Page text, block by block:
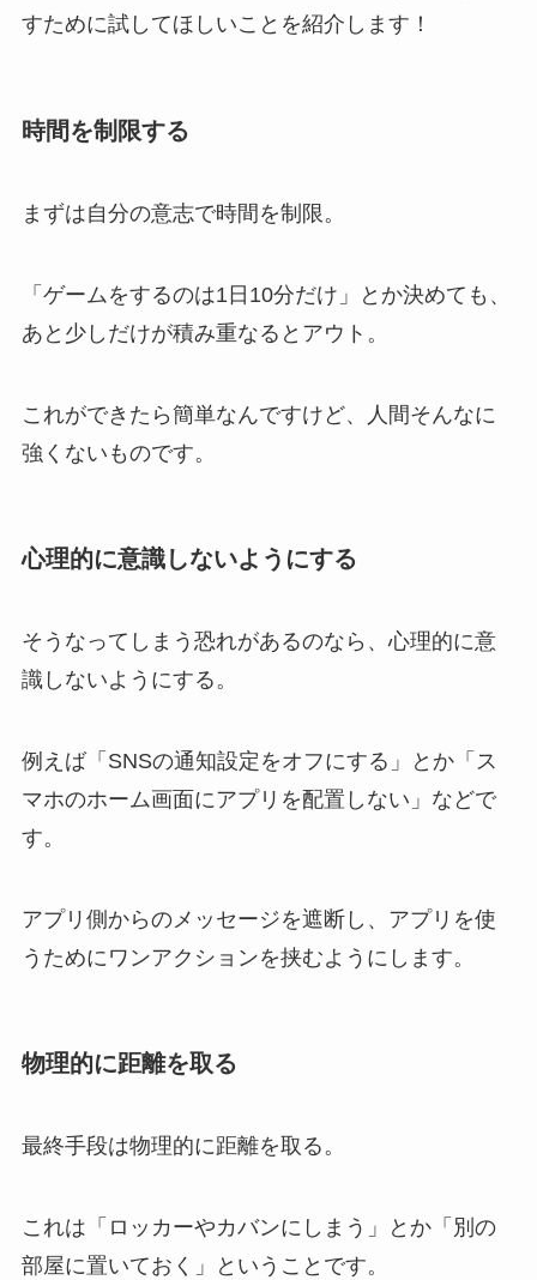
すために試してほしいことを紹介します！
時間を制限する
まずは自分の意志で時間を制限。
「ゲームをするのは1日10分だけ」とか決めても、
あと少しだけが積み重なるとアウト。
これができたら簡単なんですけど、人間そんなに
強くないものです。
心理的に意識しないようにする
そうなってしまう恐れがあるのなら、心理的に意
識しないようにする。
例えば「SNSの通知設定をオフにする」とか「ス
マホのホーム画面にアプリを配置しない」などで
す。
アプリ側からのメッセージを遮断し、アプリを使
うためにワンアクションを挟むようにします。
物理的に距離を取る
最終手段は物理的に距離を取る。
これは「ロッカーやカバンにしまう」とか「別の
部屋に置いておく」ということです。